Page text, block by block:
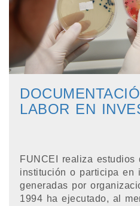
LABOR EN
FUNCEI realiza
institución o participa en
generadas por
1994 ha ejecutado, al